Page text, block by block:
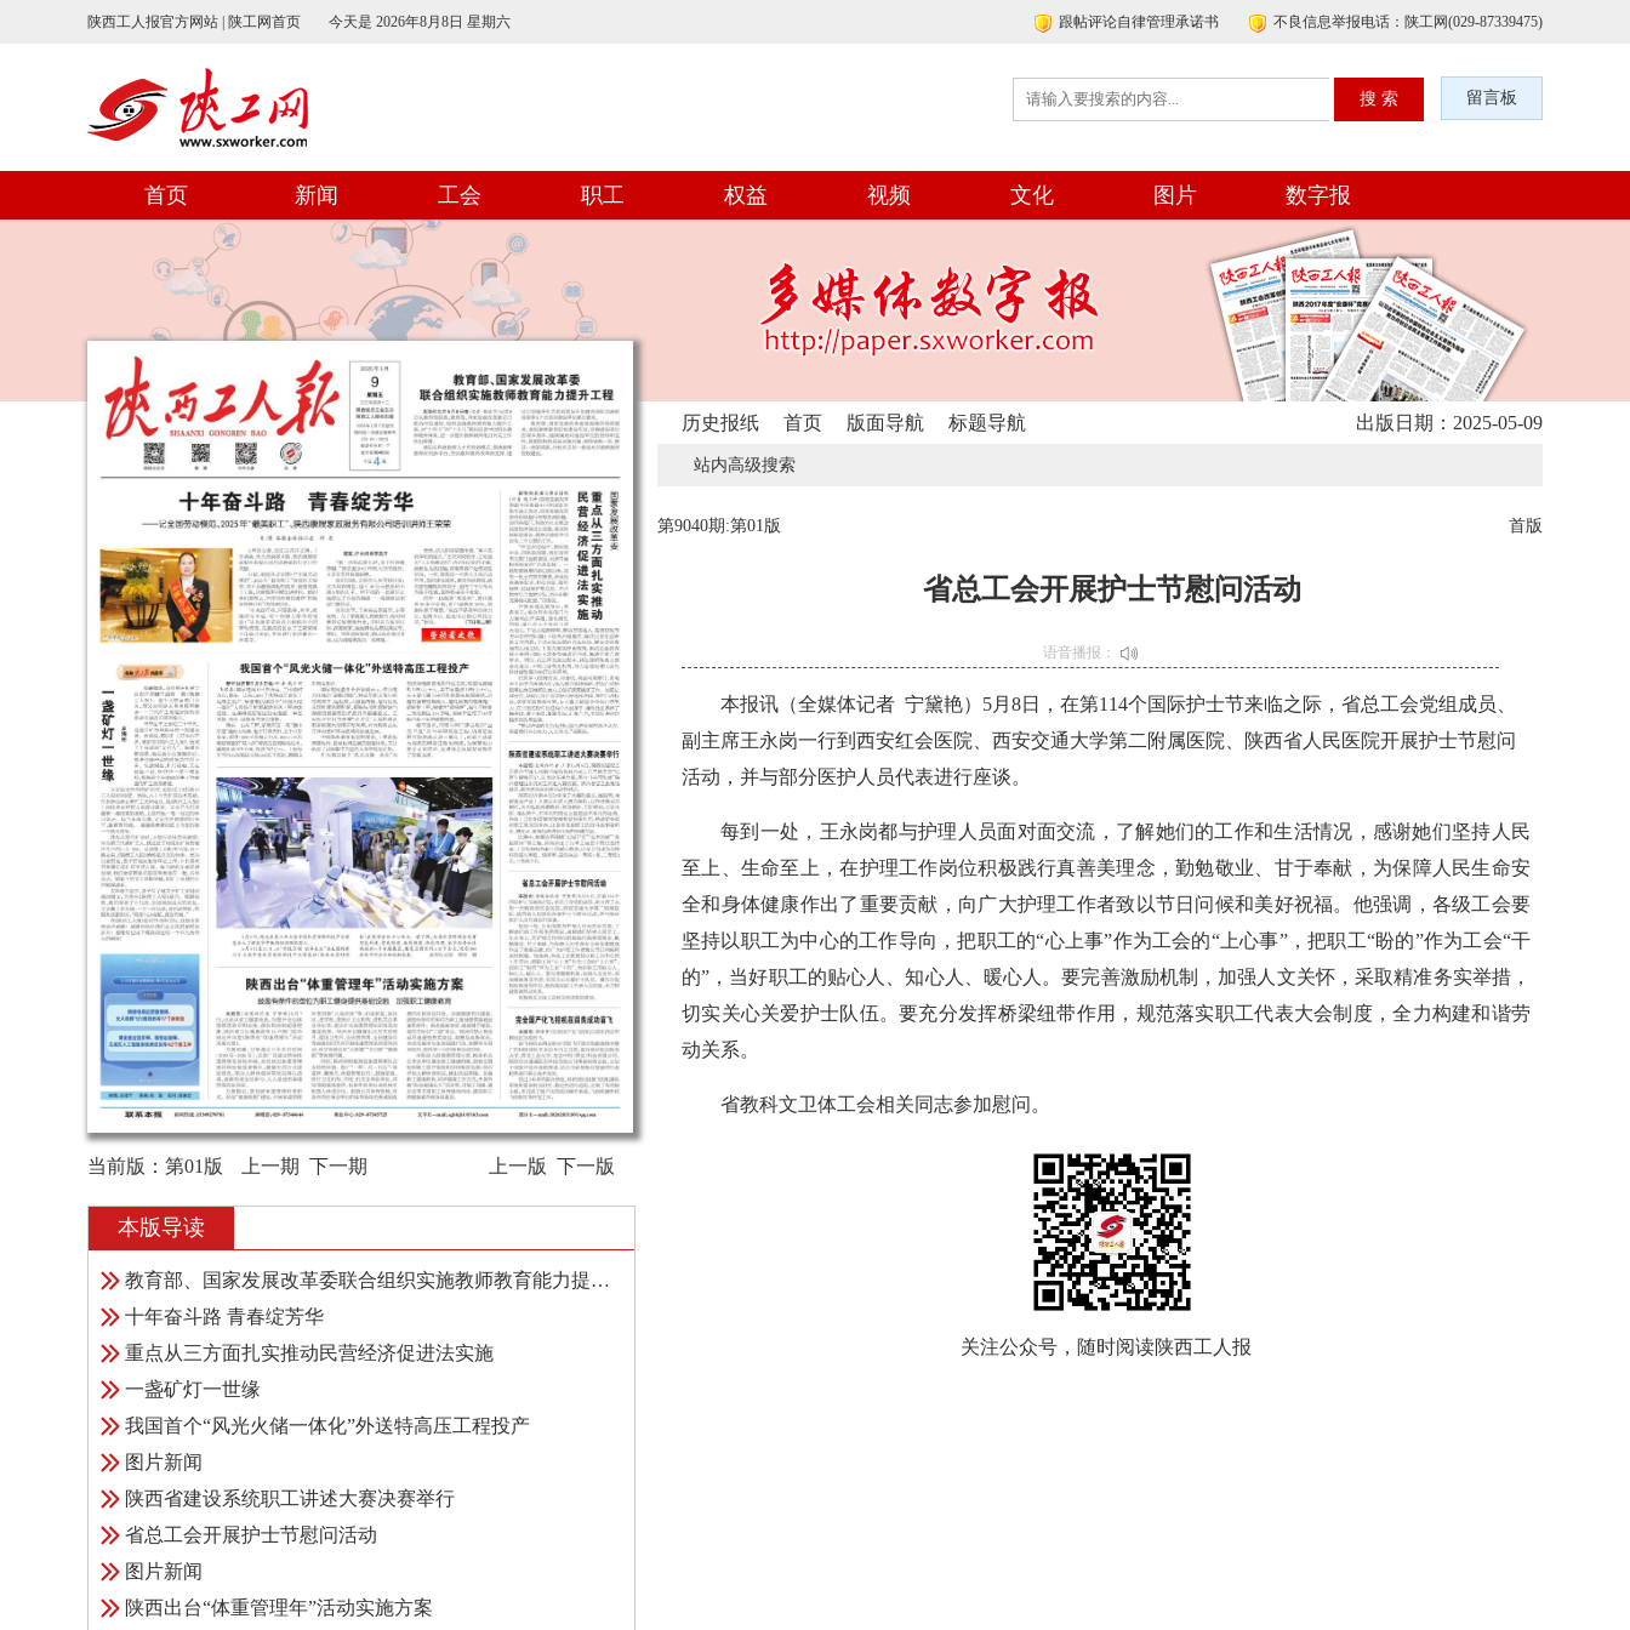
陕西工人报官方网站 | 陕工网首页 今天是 2026年8月8日 星期六 跟帖评论自律管理承诺书 不良信息举报电话：陕工网(029-87339475)
留言板
首页 新闻 工会 职工 权益 视频 文化 图片 数字报
当前版： 第01版 上一期 下一期 上一版 下一版
本版导读
教育部、国家发展改革委联合组织实施教师教育能力提升工程
十年奋斗路 青春绽芳华
重点从三方面扎实推动民营经济促进法实施
一盏矿灯一世缘
我国首个“风光火储一体化”外送特高压工程投产
图片新闻
陕西省建设系统职工讲述大赛决赛举行
省总工会开展护士节慰问活动
图片新闻
陕西出台“体重管理年”活动实施方案
历史报纸 首页 版面导航 标题导航 出版日期：2025-05-09
站内高级搜索
第9040期:第01版 首版
省总工会开展护士节慰问活动
语音播报：
本报讯（全媒体记者 宁黛艳）5月8日，在第114个国际护士节来临之际，省总工会党组成员、
副主席王永岗一行到西安红会医院、西安交通大学第二附属医院、陕西省人民医院开展护士节慰问
活动，并与部分医护人员代表进行座谈。
每到一处，王永岗都与护理人员面对面交流，了解她们的工作和生活情况，感谢她们坚持人民
至上、生命至上，在护理工作岗位积极践行真善美理念，勤勉敬业、甘于奉献，为保障人民生命安
全和身体健康作出了重要贡献，向广大护理工作者致以节日问候和美好祝福。他强调，各级工会要
坚持以职工为中心的工作导向，把职工的“心上事”作为工会的“上心事”，把职工“盼的”作为工会“干
的”，当好职工的贴心人、知心人、暖心人。要完善激励机制，加强人文关怀，采取精准务实举措，
切实关心关爱护士队伍。要充分发挥桥梁纽带作用，规范落实职工代表大会制度，全力构建和谐劳
动关系。
省教科文卫体工会相关同志参加慰问。
关注公众号，随时阅读陕西工人报